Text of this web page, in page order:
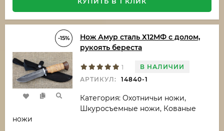
-15%
Нож Амур сталь Х12МФ с долом,
рукоять береста
1
В НАЛИЧИИ
АРТИКУЛ:
14840-1
Категория: Охотничьи ножи,
Шкуросъемные ножи, Кованые
ножи